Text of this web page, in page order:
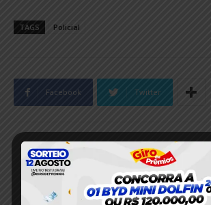
TAGS Policial
Facebook Twitter